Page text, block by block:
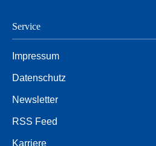
Service
Impressum
Datenschutz
Newsletter
RSS Feed
Karriere